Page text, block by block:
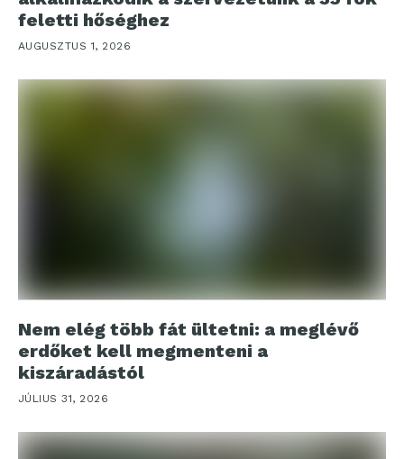
feletti hőséghez
AUGUSZTUS 1, 2026
Nem elég több fát ültetni: a meglévő
erdőket kell megmenteni a
kiszáradástól
JÚLIUS 31, 2026